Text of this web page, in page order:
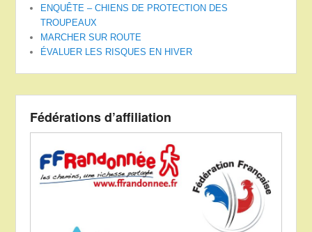
ENQUÊTE – CHIENS DE PROTECTION DES
TROUPEAUX
MARCHER SUR ROUTE
ÉVALUER LES RISQUES EN HIVER
Fédérations d’affiliation